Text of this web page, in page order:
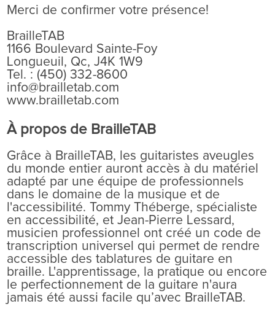
Merci de confirmer votre présence!
BrailleTAB
1166 Boulevard Sainte-Foy
Longueuil, Qc, J4K 1W9
Tel. : (450) 332-8600
info@brailletab.com
www.brailletab.com
À propos de BrailleTAB
Grâce à BrailleTAB, les guitaristes aveugles
du monde entier auront accès à du matériel
adapté par une équipe de professionnels
dans le domaine de la musique et de
l'accessibilité. Tommy Théberge, spécialiste
en accessibilité, et Jean-Pierre Lessard,
musicien professionnel ont créé un code de
transcription universel qui permet de rendre
accessible des tablatures de guitare en
braille. L'apprentissage, la pratique ou encore
le perfectionnement de la guitare n'aura
jamais été aussi facile qu’avec BrailleTAB.